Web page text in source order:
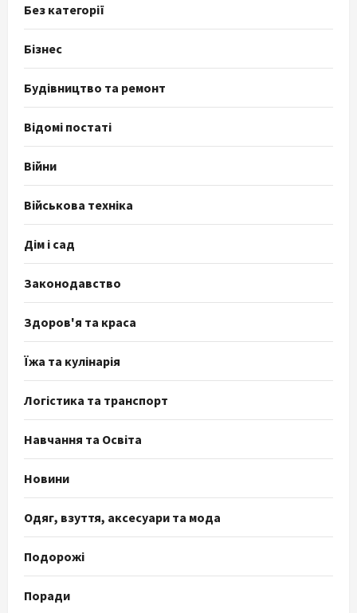
Без категорії
Бізнес
Будівництво та ремонт
Відомі постаті
Війни
Військова техніка
Дім і сад
Законодавство
Здоров'я та краса
Їжа та кулінарія
Логістика та транспорт
Навчання та Освіта
Новини
Одяг, взуття, аксесуари та мода
Подорожі
Поради